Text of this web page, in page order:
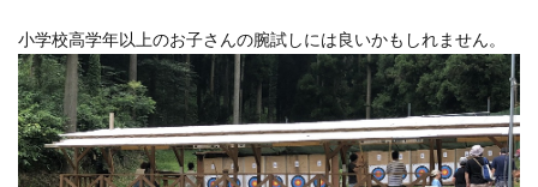
小学校高学年以上のお子さんの腕試しには良いかもしれません。